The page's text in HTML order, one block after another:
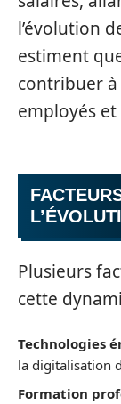
l’évolution
estiment
contribuer
employés
Plusieurs
cette
Technologies
la digitalisation
Formation